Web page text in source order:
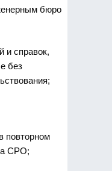
бюро
и справок,
без
повторном
СРО;